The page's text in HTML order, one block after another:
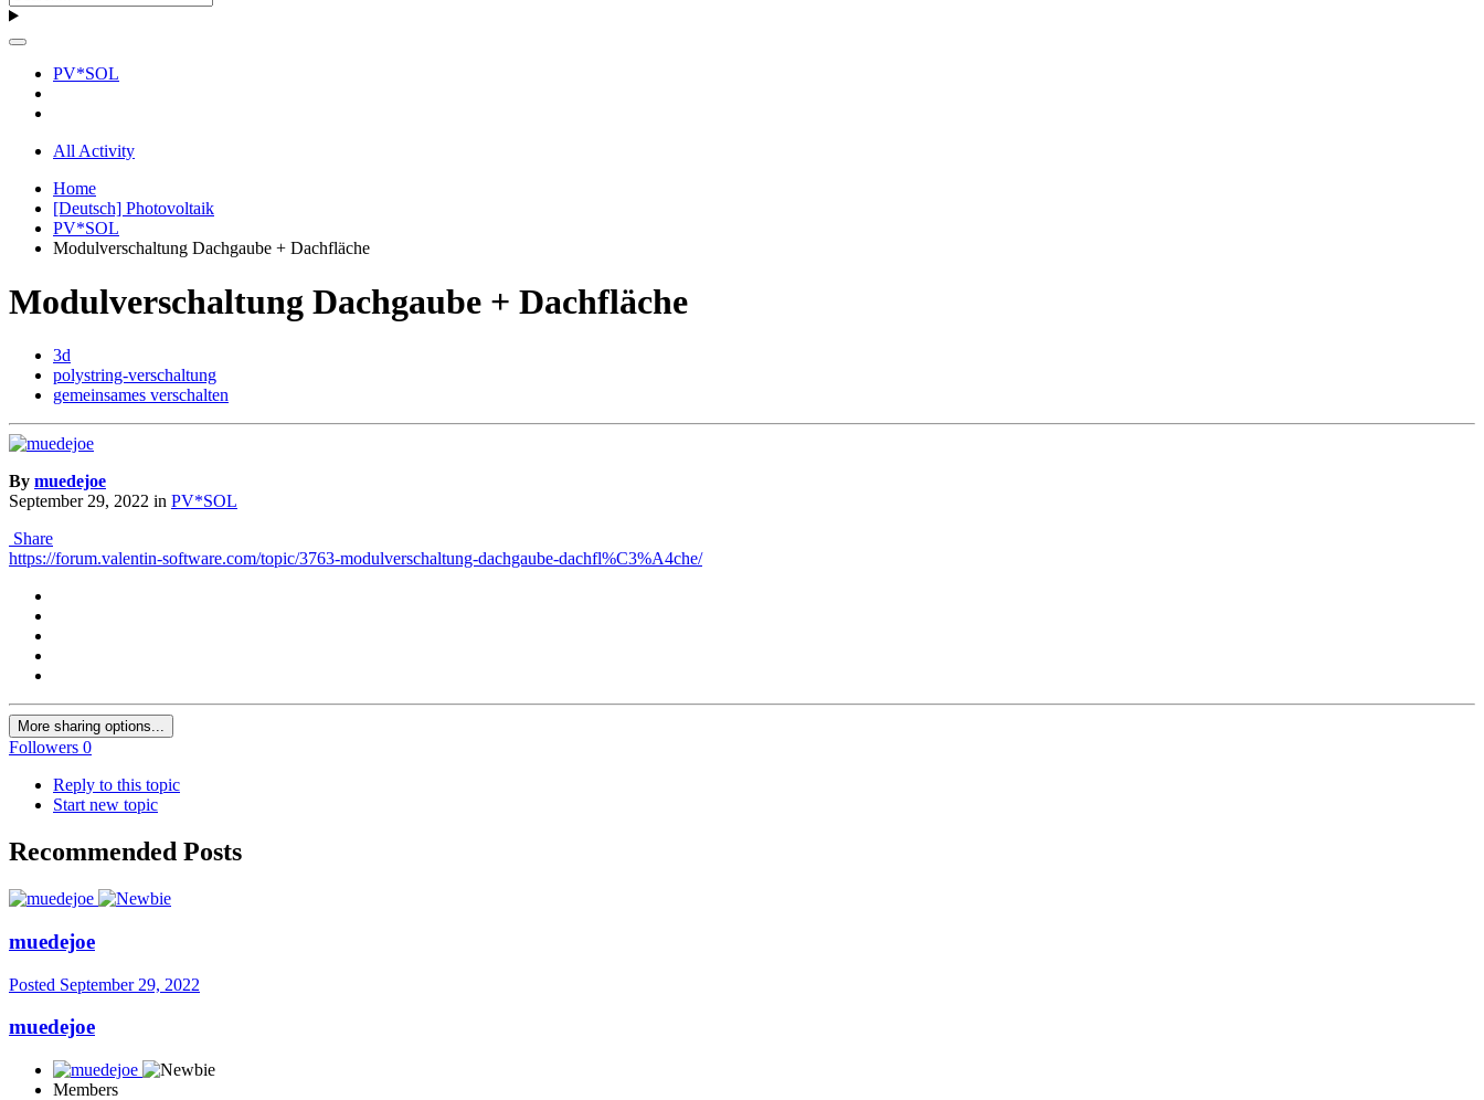
PV*SOL
All Activity
Home
[Deutsch] Photovoltaik
PV*SOL
Modulverschaltung Dachgaube + Dachfläche
Modulverschaltung Dachgaube + Dachfläche
3d
polystring-verschaltung
gemeinsames verschalten
By muedejoe
September 29, 2022 in PV*SOL
Share
https://forum.valentin-software.com/topic/3763-modulverschaltung-dachgaube-dachfl%C3%A4che/
More sharing options...
Followers 0
Reply to this topic
Start new topic
Recommended Posts
muedejoe
Posted September 29, 2022
muedejoe
Members